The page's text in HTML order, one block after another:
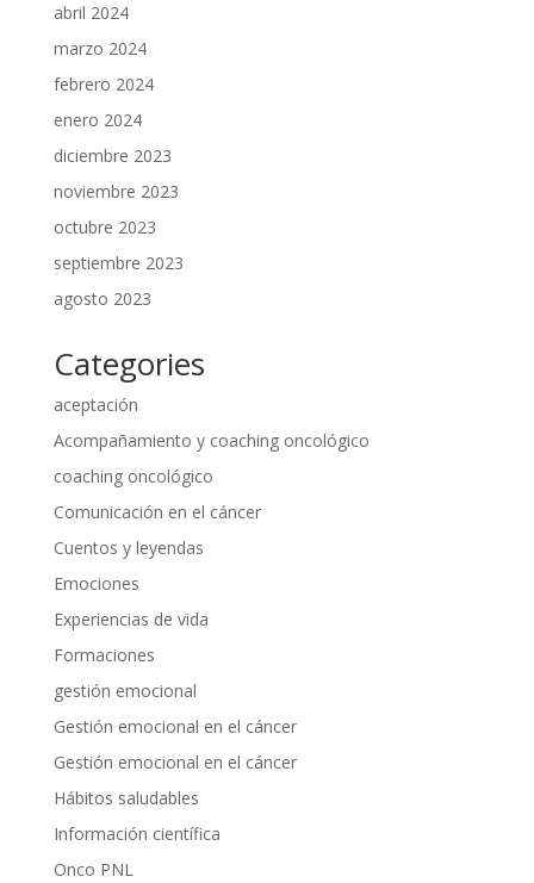
abril 2024
marzo 2024
febrero 2024
enero 2024
diciembre 2023
noviembre 2023
octubre 2023
septiembre 2023
agosto 2023
Categories
aceptación
Acompañamiento y coaching oncológico
coaching oncológico
Comunicación en el cáncer
Cuentos y leyendas
Emociones
Experiencias de vida
Formaciones
gestión emocional
Gestión emocional en el cáncer
Gestión emocional en el cáncer
Hábitos saludables
Información científica
Onco PNL